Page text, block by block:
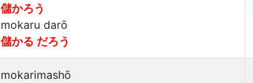
儲かろう
mokaru darō
儲かる だろう
mokarimashō